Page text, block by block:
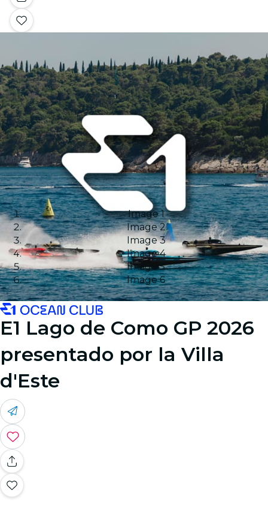
Image 1
Image 2
Image 3
Image 4
Image 5
Image 6
E1 Lago de Como GP 2026
presentado por la Villa
d'Este